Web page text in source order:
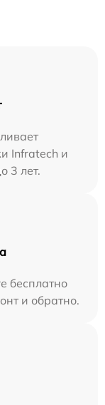
Infratech и
3 лет.
бесплатно
и обратно.